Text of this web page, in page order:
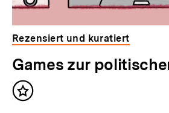
Rezensiert und kuratiert
Games zur
Inhalt